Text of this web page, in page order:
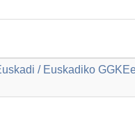
/ Euskadiko